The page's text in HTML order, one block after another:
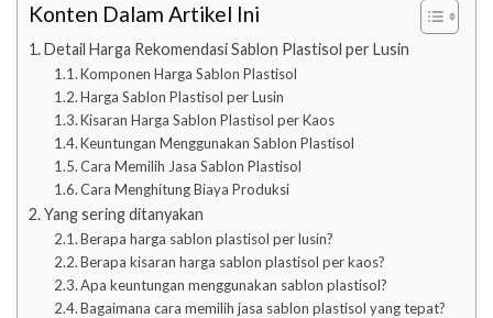
Konten Dalam Artikel Ini
Detail Harga Rekomendasi Sablon Plastisol per Lusin
Komponen Harga Sablon Plastisol
Harga Sablon Plastisol per Lusin
Kisaran Harga Sablon Plastisol per Kaos
Keuntungan Menggunakan Sablon Plastisol
Cara Memilih Jasa Sablon Plastisol
Cara Menghitung Biaya Produksi
Yang sering ditanyakan
Berapa harga sablon plastisol per lusin?
Berapa kisaran harga sablon plastisol per kaos?
Apa keuntungan menggunakan sablon plastisol?
Bagaimana cara memilih jasa sablon plastisol yang tepat?